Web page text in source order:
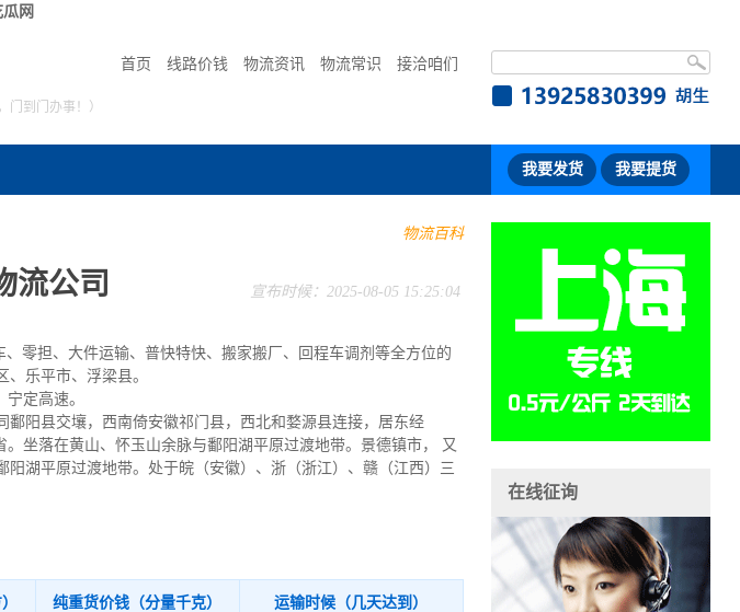
瓜网
首页 线路价钱 物流资讯 物流常识 接洽咱们
门到门办事！）
我要发货 我要提货
物流百科
流公司 宣布时候：2025-08-05 15:25:04
零担、大件运输、普快特快、搬家搬厂、回程车调剂等全方位的
乐平市、浮梁县。
定高速。
阳县交壤，西南倚安徽祁门县，西北和婺源县连接，居东经
。坐落在黄山、怀玉山余脉与鄱阳湖平原过渡地带。景德镇市， 又
湖平原过渡地带。处于皖（安徽）、浙（浙江）、赣（江西）三
纯重货价钱（分量千克） 运输时候（几天达到）
在线征询